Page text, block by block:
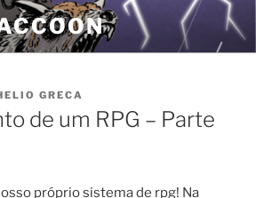
GRECA
de um RPG – Parte
próprio sistema de rpg! Na